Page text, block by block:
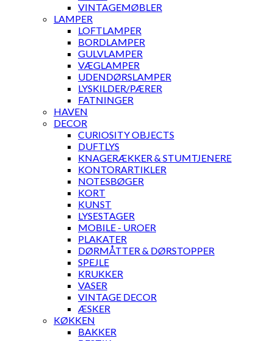
VINTAGEMØBLER
LAMPER
LOFTLAMPER
BORDLAMPER
GULVLAMPER
VÆGLAMPER
UDENDØRSLAMPER
LYSKILDER/PÆRER
FATNINGER
HAVEN
DECOR
CURIOSITY OBJECTS
DUFTLYS
KNAGERÆKKER & STUMTJENERE
KONTORARTIKLER
NOTESBØGER
KORT
KUNST
LYSESTAGER
MOBILE - UROER
PLAKATER
DØRMÅTTER & DØRSTOPPER
SPEJLE
KRUKKER
VASER
VINTAGE DECOR
ÆSKER
KØKKEN
BAKKER